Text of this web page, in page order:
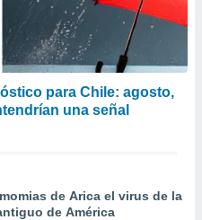
para Chile: agosto,
una señal
de Arica el virus de la
de América